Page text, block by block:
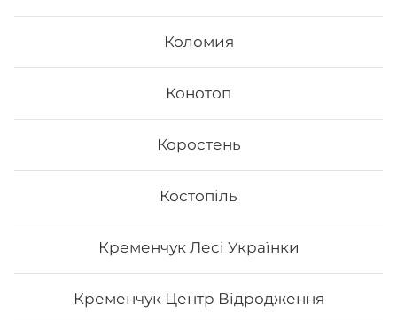
Коломия
Конотоп
Коростень
Костопіль
Кременчук Лесі Українки
Кременчук Центр Відродження
безкоштовною доставкою, якщо сума замовлення